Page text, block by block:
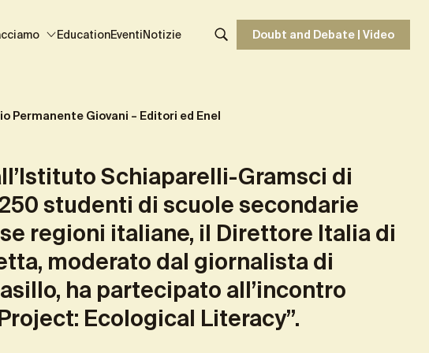
EducationEventiNotizie Doubt and Debate | Video
Permanente Giovani – Editori ed Enel
Schiaparelli-Gramsci di
studenti di scuole secondarie
regioni italiane, il Direttore Italia di
, moderato dal giornalista di
ha partecipato all’incontro
Ecological Literacy”.
Permanente Giovani – Editori ed Enel